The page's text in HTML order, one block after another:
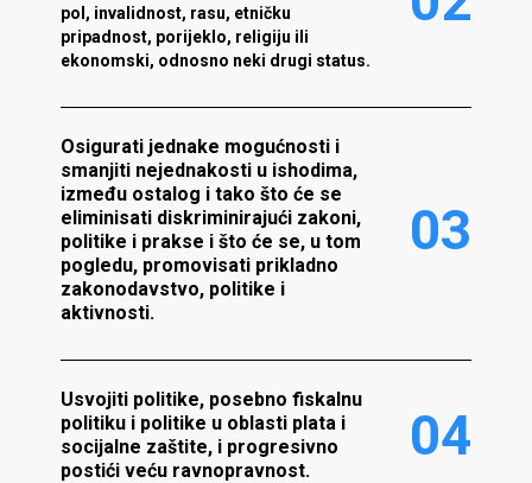
pol, invalidnost, rasu, etničku
pripadnost, porijeklo, religiju ili
ekonomski, odnosno neki drugi status.
Osigurati jednake mogućnosti i
smanjiti nejednakosti u ishodima,
između ostalog i tako što će se
eliminisati diskriminirajući zakoni,
politike i prakse i što će se, u tom
pogledu, promovisati prikladno
zakonodavstvo, politike i
aktivnosti.
03
Usvojiti politike, posebno fiskalnu
politiku i politike u oblasti plata i
socijalne zaštite, i progresivno
postići veću ravnopravnost.
04